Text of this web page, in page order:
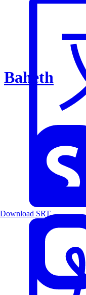
Baheth
Download SRT